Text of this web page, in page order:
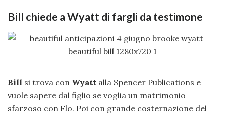
Bill chiede a Wyatt di fargli da testimone
Bill si trova con Wyatt alla Spencer Publications e
vuole sapere dal figlio se voglia un matrimonio
sfarzoso con Flo. Poi con grande costernazione del